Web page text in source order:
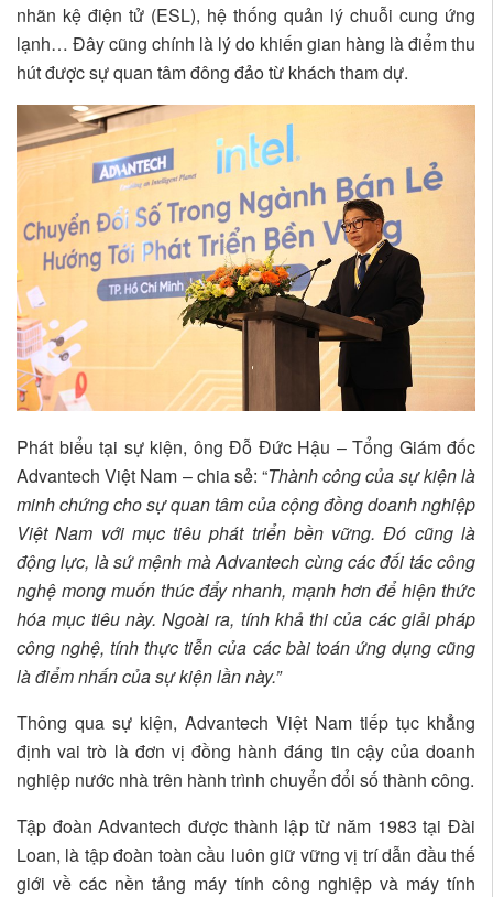
nhãn kệ điện tử (ESL), hệ thống quản lý chuỗi cung ứng
lạnh… Đây cũng chính là lý do khiến gian hàng là điểm thu
hút được sự quan tâm đông đảo từ khách tham dự.
Phát biểu tại sự kiện, ông Đỗ Đức Hậu – Tổng Giám đốc
Advantech Việt Nam – chia sẻ: “Thành công của sự kiện là
minh chứng cho sự quan tâm của cộng đồng doanh nghiệp
Việt Nam với mục tiêu phát triển bền vững. Đó cũng là
động lực, là sứ mệnh mà Advantech cùng các đối tác công
nghệ mong muốn thúc đẩy nhanh, mạnh hơn để hiện thức
hóa mục tiêu này. Ngoài ra, tính khả thi của các giải pháp
công nghệ, tính thực tiễn của các bài toán ứng dụng cũng
là điểm nhấn của sự kiện lần này.”
Thông qua sự kiện, Advantech Việt Nam tiếp tục khẳng
định vai trò là đơn vị đồng hành đáng tin cậy của doanh
nghiệp nước nhà trên hành trình chuyển đổi số thành công.
Tập đoàn Advantech được thành lập từ năm 1983 tại Đài
Loan, là tập đoàn toàn cầu luôn giữ vững vị trí dẫn đầu thế
giới về các nền tảng máy tính công nghiệp và máy tính